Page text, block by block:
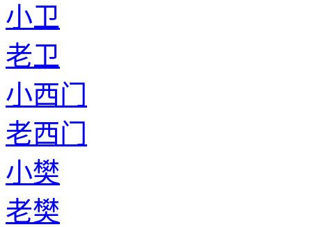
小卫
老卫
小西门
老西门
小樊
老樊